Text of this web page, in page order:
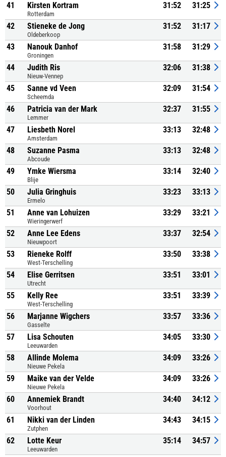
41 Kirsten Kortram
Rotterdam
31:52 31:25
42 Stieneke de Jong
Oldeberkoop
31:52 31:17
43 Nanouk Danhof
Groningen
31:58 31:29
44 Judith Ris
Nieuw-Vennep
32:06 31:38
45 Sanne vd Veen
Scheemda
32:09 31:54
46 Patricia van der Mark
Lemmer
32:37 31:55
47 Liesbeth Norel
Amsterdam
33:13 32:48
48 Suzanne Pasma
Abcoude
33:13 32:48
49 Ymke Wiersma
Blije
33:14 32:40
50 Julia Gringhuis
Ermelo
33:23 33:13
51 Anne van Lohuizen
Wieringerwerf
33:29 33:21
52 Anne Lee Edens
Nieuwpoort
33:37 32:54
53 Rieneke Rolff
West-Terschelling
33:50 33:38
54 Elise Gerritsen
Utrecht
33:51 33:01
55 Kelly Ree
West-Terschelling
33:51 33:39
56 Marjanne Wigchers
Gasselte
33:57 33:36
57 Lisa Schouten
Leeuwarden
34:05 33:30
58 Allinde Molema
Nieuwe Pekela
34:09 33:26
59 Maike van der Velde
Nieuwe Pekela
34:09 33:26
60 Annemiek Brandt
Voorhout
34:40 34:12
61 Nikki van der Linden
Zutphen
34:43 34:15
62 Lotte Keur
Leeuwarden
35:14 34:57